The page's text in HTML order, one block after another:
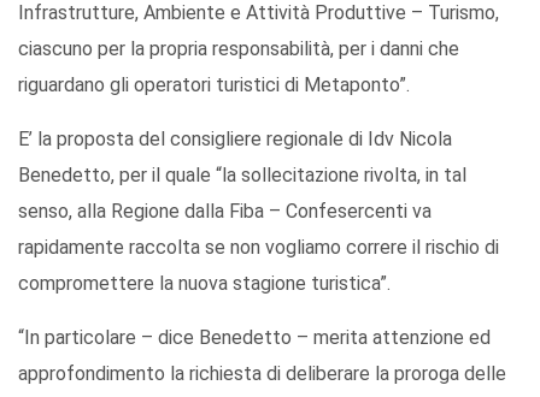
Infrastrutture, Ambiente e Attività Produttive – Turismo,
ciascuno per la propria responsabilità, per i danni che
riguardano gli operatori turistici di Metaponto”.
E’ la proposta del consigliere regionale di Idv Nicola
Benedetto, per il quale “la sollecitazione rivolta, in tal
senso, alla Regione dalla Fiba – Confesercenti va
rapidamente raccolta se non vogliamo correre il rischio di
compromettere la nuova stagione turistica”.
“In particolare – dice Benedetto – merita attenzione ed
approfondimento la richiesta di deliberare la proroga delle